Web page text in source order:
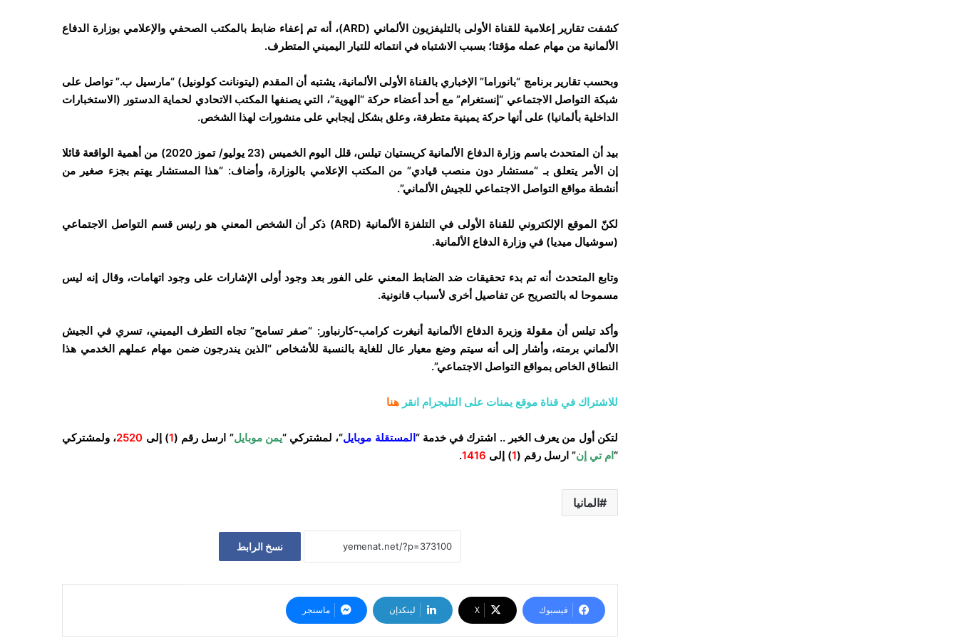
كشفت تقارير إعلامية للقناة الأولى بالتليفزيون الألماني (ARD)، أنه تم إعفاء ضابط بالمكتب الصحفي والإعلامي بوزارة الدفاع
الألمانية من مهام عمله مؤقتا؛ بسبب الاشتباه في انتمائه للتيار اليميني المتطرف.
وبحسب تقارير برنامج “بانوراما” الإخباري بالقناة الأولى الألمانية، يشتبه أن المقدم (ليتونانت كولونيل) “مارسيل ب.” تواصل على
شبكة التواصل الاجتماعي “إنستغرام” مع أحد أعضاء حركة “الهوية”، التي يصنفها المكتب الاتحادي لحماية الدستور (الاستخبارات
الداخلية بألمانيا) على أنها حركة يمينية متطرفة، وعلق بشكل إيجابي على منشورات لهذا الشخص.
بيد أن المتحدث باسم وزارة الدفاع الألمانية كريستيان تيلس، قلل اليوم الخميس (23 يوليو/ تموز 2020) من أهمية الواقعة قائلا
إن الأمر يتعلق بـ “مستشار دون منصب قيادي” من المكتب الإعلامي بالوزارة، وأضاف: “هذا المستشار يهتم بجزء صغير من
أنشطة مواقع التواصل الاجتماعي للجيش الألماني”.
لكنّ الموقع الإلكتروني للقناة الأولى في التلفزة الألمانية (ARD) ذكر أن الشخص المعني هو رئيس قسم التواصل الاجتماعي
(سوشيال ميديا) في وزارة الدفاع الألمانية.
وتابع المتحدث أنه تم بدء تحقيقات ضد الضابط المعني على الفور بعد وجود أولى الإشارات على وجود اتهامات، وقال إنه ليس
مسموحا له بالتصريح عن تفاصيل أخرى لأسباب قانونية.
وأكد تيلس أن مقولة وزيرة الدفاع الألمانية أنيغرت كرامب-كارنباور: “صفر تسامح” تجاه التطرف اليميني، تسري في الجيش
الألماني برمته، وأشار إلى أنه سيتم وضع معيار عال للغاية بالنسبة للأشخاص “الذين يندرجون ضمن مهام عملهم الخدمي هذا
النطاق الخاص بمواقع التواصل الاجتماعي”.
للاشتراك في قناة موقع يمنات على التليجرام انقر هنا
لتكن أول من يعرف الخبر .. اشترك في خدمة “المستقلة موبايل“، لمشتركي “يمن موبايل” ارسل رقم (1) إلى 2520، ولمشتركي
“ام تي إن” ارسل رقم (1) إلى 1416
.
المانيا
نسخ الرابط
فيسبوك ‫X لينكدإن ماسنجر